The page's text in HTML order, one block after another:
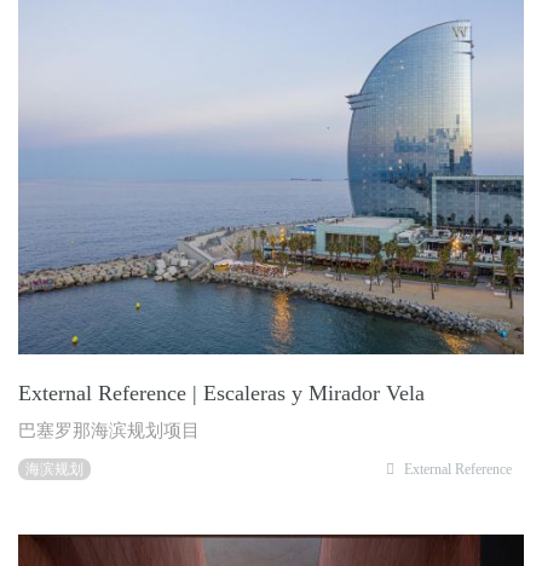
External Reference | Escaleras y Mirador Vela
巴塞罗那海滨规划项目
海滨规划 External Reference